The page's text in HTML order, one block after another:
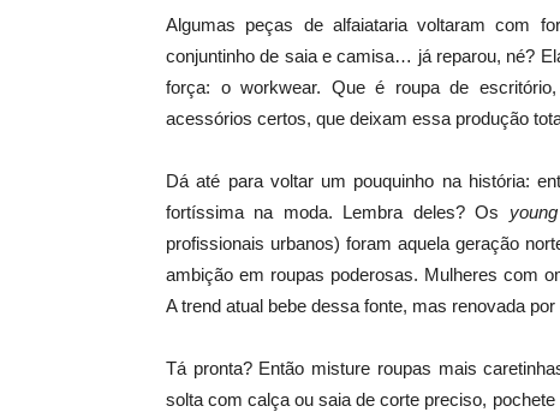
Algumas peças de alfaiataria voltaram com
conjuntinho de saia e camisa… já reparou, né?
força: o workwear. Que é roupa de
acessórios certos, que deixam essa produção
Dá até para voltar um pouquinho na história:
fortíssima na moda. Lembra deles? Os
profissionais urbanos) foram aquela geração
ambição em roupas poderosas. Mulheres com
A trend atual bebe dessa fonte, mas renovada
Tá pronta? Então misture roupas mais
solta com calça ou saia de corte preciso,